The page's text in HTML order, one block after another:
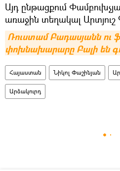
Այդ ընթացքում
առաջին տեղակալ Արտյուշ
Ռուստամ Բադասյանն ու
փոխնախարարը Բալի են
Հայաստան Նիկոլ Փաշինյան
Արձակուրդ